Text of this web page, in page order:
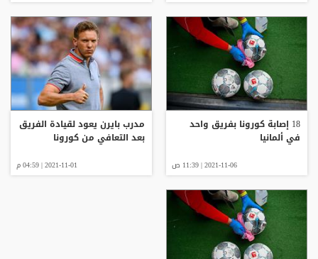
18 إصابة كورونا بفريق واحد
في ألمانيا
2021-11-06 | 11:39 ص
مدرب بايرن يعود لقيادة الفريق
بعد التعافي من كورونا
2021-11-01 | 04:59 م